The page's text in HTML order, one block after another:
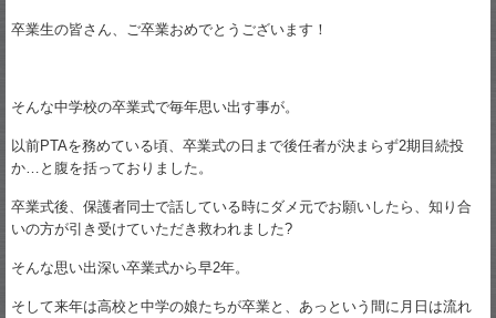
卒業生の皆さん、ご卒業おめでとうございます！
そんな中学校の卒業式で毎年思い出す事が。
以前PTAを務めている頃、卒業式の日まで後任者が決まらず2期目続投
か…と腹を括っておりました。
卒業式後、保護者同士で話している時にダメ元でお願いしたら、知り合
いの方が引き受けていただき救われました?
そんな思い出深い卒業式から早2年。
そして来年は高校と中学の娘たちが卒業と、あっという間に月日は流れ